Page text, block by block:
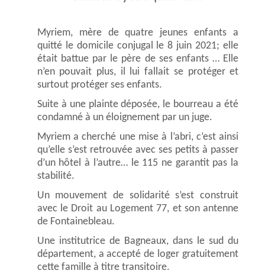
Myriem, mère de quatre jeunes enfants a
quitté le domicile conjugal le 8 juin 2021; e lle
était battue par le père de ses enfants … Elle
n’en pouvait plus, il lui fallait se protéger et
surtout protéger ses enfants.
Suite à une plainte déposée, le bourreau a été
condamné à un éloignement par un juge.
Myriem a cherché une mise à l’abri, c’est ainsi
qu’elle s’est retrouvée avec ses petits à passer
d’un hôtel à l’autre… le 115 ne garantit pas la
stabilité.
Un mouvement de solidarité s’est construit
avec le Droit au Logement 77, et son antenne
de Fontainebleau.
Une institutrice de Bagneaux, dans le sud du
département, a accepté de loger gratuitement
cette famille à titre transitoire.